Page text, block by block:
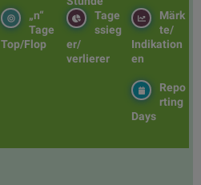
Märk
te/
Indikation
en
Tage
ssieg
er/
verlierer
„n“
Tage
Top/Flop
Repo
rting
Days